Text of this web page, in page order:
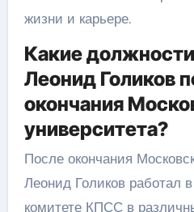
жизни и карьере.
Какие
Леонид Голиков
окончания
университета?
После окончания
Леонид Голиков работал
комитете КПСС в